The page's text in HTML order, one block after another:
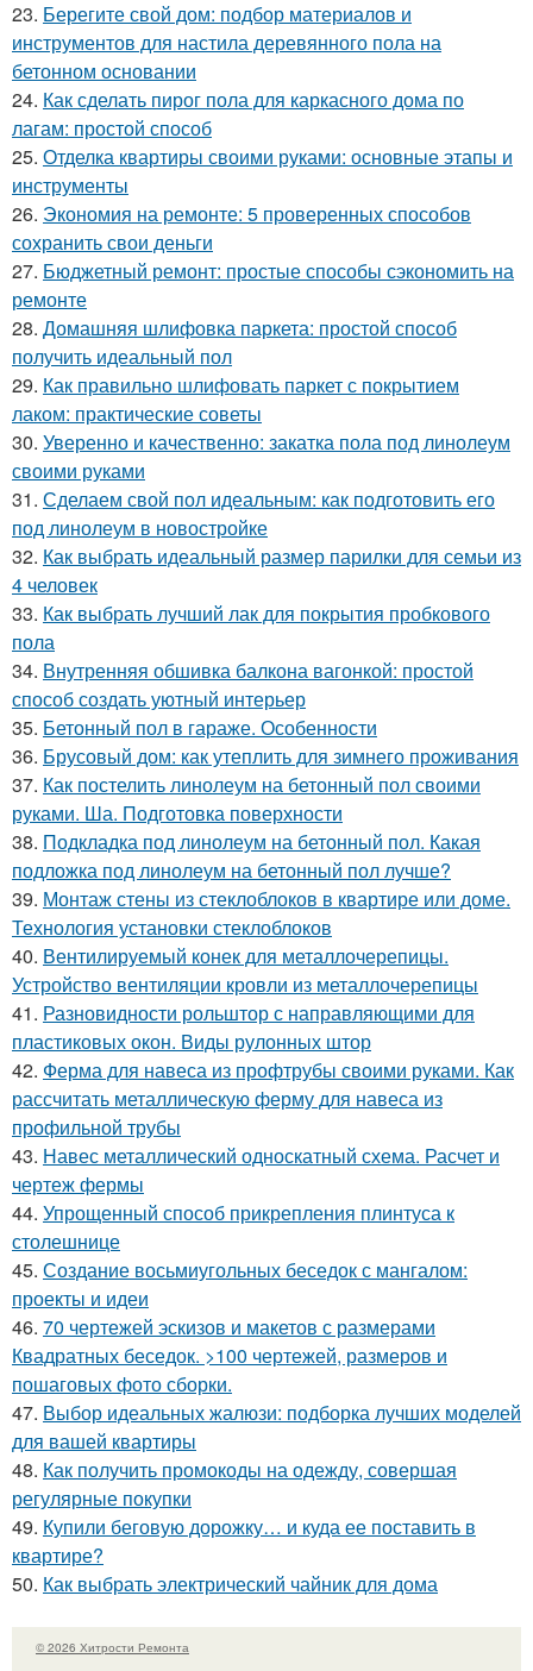
23. Берегите свой дом: подбор материалов и
инструментов для настила деревянного пола на
бетонном основании
24. Как сделать пирог пола для каркасного дома по
лагам: простой способ
25. Отделка квартиры своими руками: основные этапы и
инструменты
26. Экономия на ремонте: 5 проверенных способов
сохранить свои деньги
27. Бюджетный ремонт: простые способы сэкономить на
ремонте
28. Домашняя шлифовка паркета: простой способ
получить идеальный пол
29. Как правильно шлифовать паркет с покрытием
лаком: практические советы
30. Уверенно и качественно: закатка пола под линолеум
своими руками
31. Сделаем свой пол идеальным: как подготовить его
под линолеум в новостройке
32. Как выбрать идеальный размер парилки для семьи из
4 человек
33. Как выбрать лучший лак для покрытия пробкового
пола
34. Внутренняя обшивка балкона вагонкой: простой
способ создать уютный интерьер
35. Бетонный пол в гараже. Особенности
36. Брусовый дом: как утеплить для зимнего проживания
37. Как постелить линолеум на бетонный пол своими
руками. Ша. Подготовка поверхности
38. Подкладка под линолеум на бетонный пол. Какая
подложка под линолеум на бетонный пол лучше?
39. Монтаж стены из стеклоблоков в квартире или доме.
Технология установки стеклоблоков
40. Вентилируемый конек для металлочерепицы.
Устройство вентиляции кровли из металлочерепицы
41. Разновидности рольштор с направляющими для
пластиковых окон. Виды рулонных штор
42. Ферма для навеса из профтрубы своими руками. Как
рассчитать металлическую ферму для навеса из
профильной трубы
43. Навес металлический односкатный схема. Расчет и
чертеж фермы
44. Упрощенный способ прикрепления плинтуса к
столешнице
45. Создание восьмиугольных беседок с мангалом:
проекты и идеи
46. 70 чертежей эскизов и макетов с размерами
Квадратных беседок. >100 чертежей, размеров и
пошаговых фото сборки.
47. Выбор идеальных жалюзи: подборка лучших моделей
для вашей квартиры
48. Как получить промокоды на одежду, совершая
регулярные покупки
49. Купили беговую дорожку… и куда ее поставить в
квартире?
50. Как выбрать электрический чайник для дома
© 2026 Хитрости Ремонта